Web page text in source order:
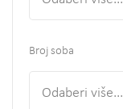
Broj soba
Odaberi više...